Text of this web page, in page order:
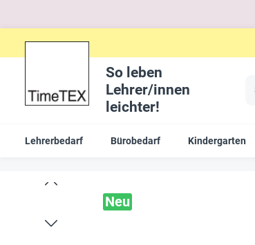
So leben
Lehrer/innen
leichter!
Lehrerbedarf Bürobedarf Kindergarten
Neu